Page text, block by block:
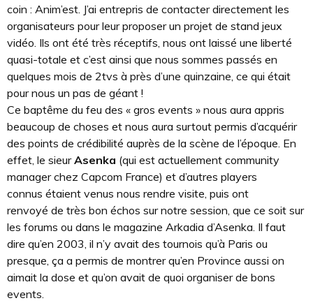
coin : Anim’est. J’ai entrepris de contacter directement les
organisateurs pour leur proposer un projet de stand jeux
vidéo. Ils ont été très réceptifs, nous ont laissé une liberté
quasi-totale et c’est ainsi que nous sommes passés en
quelques mois de 2tvs à près d’une quinzaine, ce qui était
pour nous un pas de géant !
Ce baptême du feu des « gros events » nous aura appris
beaucoup de choses et nous aura surtout permis d’acquérir
des points de crédibilité auprès de la scène de l’époque. En
effet, le sieurAsenka (qui est actuellement community
manager chez Capcom France) et d’autres players
connus étaient venus nous rendre visite, puis ont
renvoyé de très bon échos sur notre session, que ce soit sur
les forums ou dans le magazine Arkadia d’Asenka. Il faut
dire qu’en 2003, il n’y avait des tournois qu’à Paris ou
presque, ça a permis de montrer qu’en Province aussi on
aimait la dose et qu’on avait de quoi organiser de bons
events.